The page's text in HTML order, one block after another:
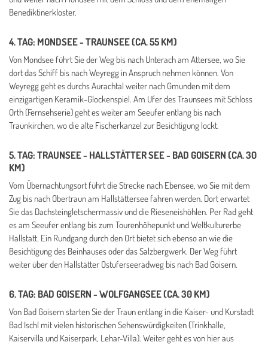
Benediktinerkloster.
4. TAG: MONDSEE - TRAUNSEE (CA. 55 KM)
Von Mondsee führt Sie der Weg bis nach Unterach am Attersee, wo Sie
dort das Schiff bis nach Weyregg in Anspruch nehmen können. Von
Weyregg geht es durchs Aurachtal weiter nach Gmunden mit dem
einzigartigen Keramik-Glockenspiel. Am Ufer des Traunsees mit Schloss
Orth (Fernsehserie) geht es weiter am Seeufer entlang bis nach
Traunkirchen, wo die alte Fischerkanzel zur Besichtigung lockt.
5. TAG: TRAUNSEE - HALLSTÄTTER SEE - BAD GOISERN (CA. 30
KM)
Vom Übernachtungsort führt die Strecke nach Ebensee, wo Sie mit dem
Zug bis nach Obertraun am Hallstättersee fahren werden. Dort erwartet
Sie das Dachsteingletschermassiv und die Rieseneishöhlen. Per Rad geht
es am Seeufer entlang bis zum Tourenhöhepunkt und Weltkulturerbe
Hallstatt. Ein Rundgang durch den Ort bietet sich ebenso an wie die
Besichtigung des Beinhauses oder das Salzbergwerk. Der Weg führt
weiter über den Hallstätter Ostuferseeradweg bis nach Bad Goisern.
6. TAG: BAD GOISERN - WOLFGANGSEE (CA. 30 KM)
Von Bad Goisern starten Sie der Traun entlang in die Kaiser- und Kurstadt
Bad Ischl mit vielen historischen Sehenswürdigkeiten (Trinkhalle,
Kaiservilla und Kaiserpark, Lehar-Villa). Weiter geht es von hier aus